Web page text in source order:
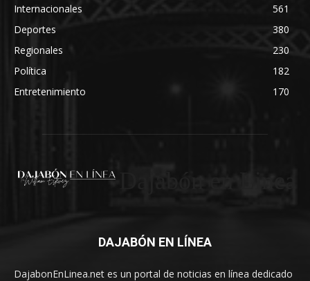
Internacionales
561
Deportes
380
Regionales
230
Política
182
Entretenimiento
170
DAJABÓN EN LÍNEA
DajabonEnLinea.net es un portal de noticias en línea dedicado